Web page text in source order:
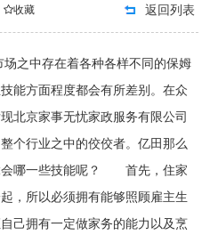
收藏 返回列表
之中存在着各种各样不同的保姆
能方面程度都会有所差别。在众
北京家事无忧家政服务有限公司
个行业之中的佼佼者。亿田那么
会哪一些技能呢？ 首先，住家
，所以必须拥有能够照顾雇主生
己拥有一定做家务的能力以及烹